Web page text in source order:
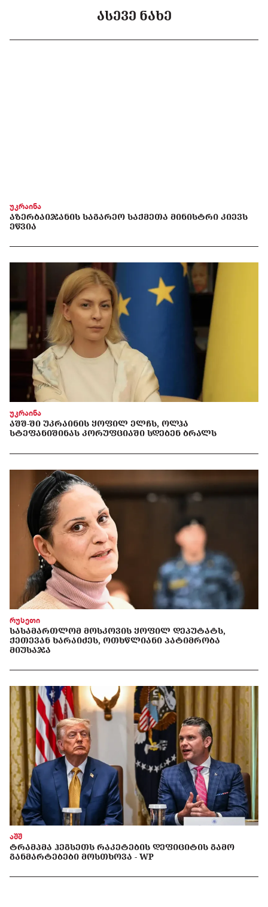
ᲐᲡᲔᲕᲔ ᲜᲐᲮᲔ
უკრაინა
ᲐᲖᲔᲠᲑᲐᲘᲯᲐᲜᲘᲡ ᲡᲐᲒᲐᲠᲔᲝ ᲡᲐᲥᲛᲔᲗᲐ ᲛᲘᲜᲘᲡᲢᲠᲘ ᲙᲘᲔᲕᲡ
ᲔᲬᲕᲘᲐ
უკრაინა
ᲐᲨᲨ-ᲨᲘ ᲣᲙᲠᲐᲘᲜᲘᲡ ᲧᲝᲤᲘᲚ ᲔᲚᲩᲡ, ᲝᲚᲰᲐ
ᲡᲢᲔᲤᲐᲜᲘᲨᲘᲜᲐᲡ ᲙᲝᲠᲣᲤᲪᲘᲐᲨᲘ ᲡᲓᲔᲑᲔᲜ ᲑᲠᲐᲚᲡ
რუსეთი
ᲡᲐᲡᲐᲛᲐᲠᲗᲚᲝᲛ ᲛᲝᲡᲙᲝᲕᲘᲡ ᲧᲝᲤᲘᲚ ᲓᲔᲞᲣᲢᲐᲢᲡ,
ᲥᲔᲗᲔᲕᲐᲜ ᲮᲐᲠᲐᲘᲫᲔᲡ, ᲝᲗᲮᲬᲚᲘᲐᲜᲘ ᲞᲐᲢᲘᲛᲠᲝᲑᲐ
ᲛᲘᲣᲡᲐᲯᲐ
აშშ
ᲢᲠᲐᲛᲞᲛᲐ ᲰᲔᲒᲡᲔᲗᲡ ᲠᲐᲙᲔᲢᲔᲑᲘᲡ ᲓᲔᲤᲘᲪᲘᲢᲘᲡ ᲒᲐᲛᲝ
ᲒᲐᲜᲛᲐᲠᲢᲔᲑᲔᲑᲘ ᲛᲝᲡᲗᲮᲝᲕᲐ - WP